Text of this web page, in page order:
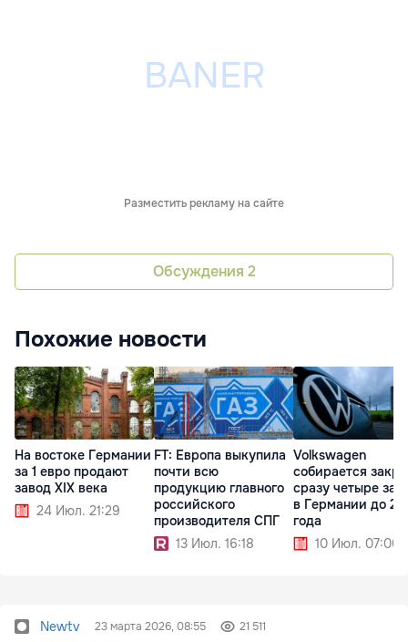
Разместить рекламу на сайте
Обсуждения 2
Похожие новости
На востоке Германии
за 1 евро продают
завод XIX века
24 Июл. 21:29
FT: Европа выкупила
почти всю
продукцию главного
российского
производителя СПГ
13 Июл. 16:18
Volkswagen
собирается
сразу четыре
в Германии до
года
10 Июл. 07:00
Newtv 23 марта 2026, 08:55 21 511